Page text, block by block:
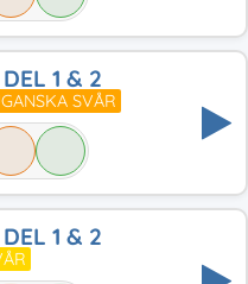
1 & 2
GANSKA SVÅR
1 & 2